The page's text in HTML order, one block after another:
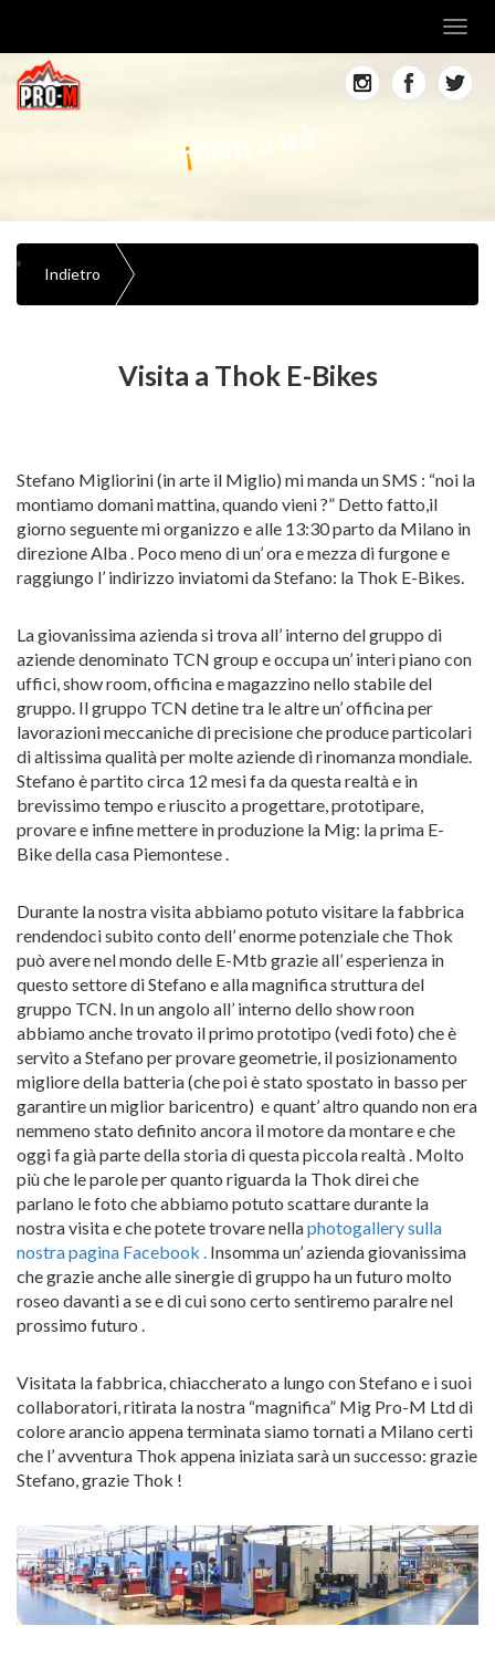
dam a trà
Indietro
Visita a Thok E-Bikes
Stefano Migliorini (in arte il Miglio) mi manda un SMS : “noi la
montiamo domani mattina, quando vieni ?” Detto fatto,il
giorno seguente mi organizzo e alle 13:30 parto da Milano in
direzione Alba . Poco meno di un’ ora e mezza di furgone e
raggiungo l’ indirizzo inviatomi da Stefano: la Thok E-Bikes.
La giovanissima azienda si trova all’ interno del gruppo di
aziende denominato TCN group e occupa un’ interi piano con
uffici, show room, officina e magazzino nello stabile del
gruppo. Il gruppo TCN detine tra le altre un’ officina per
lavorazioni meccaniche di precisione che produce particolari
di altissima qualità per molte aziende di rinomanza mondiale.
Stefano è partito circa 12 mesi fa da questa realtà e in
brevissimo tempo e riuscito a progettare, prototipare,
provare e infine mettere in produzione la Mig: la prima E-
Bike della casa Piemontese .
Durante la nostra visita abbiamo potuto visitare la fabbrica
rendendoci subito conto dell’ enorme potenziale che Thok
può avere nel mondo delle E-Mtb grazie all’ esperienza in
questo settore di Stefano e alla magnifica struttura del
gruppo TCN. In un angolo all’ interno dello show roon
abbiamo anche trovato il primo prototipo (vedi foto) che è
servito a Stefano per provare geometrie, il posizionamento
migliore della batteria (che poi è stato spostato in basso per
garantire un miglior baricentro) e quant’ altro quando non era
nemmeno stato definito ancora il motore da montare e che
oggi fa già parte della storia di questa piccola realtà . Molto
più che le parole per quanto riguarda la Thok direi che
parlano le foto che abbiamo potuto scattare durante la
nostra visita e che potete trovare nellaphotogallery sulla
nostra pagina Facebook . Insomma un’ azienda giovanissima
che grazie anche alle sinergie di gruppo ha un futuro molto
roseo davanti a se e di cui sono certo sentiremo paralre nel
prossimo futuro .
Visitata la fabbrica, chiaccherato a lungo con Stefano e i suoi
collaboratori, ritirata la nostra “magnifica” Mig Pro-M Ltd di
colore arancio appena terminata siamo tornati a Milano certi
che l’ avventura Thok appena iniziata sarà un successo: grazie
Stefano, grazie Thok !